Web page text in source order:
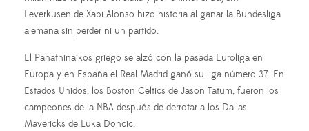
Leverkusen de Xabi Alonso hizo historia al ganar la Bundesliga
alemana sin perder ni un partido.
El Panathinaikos griego se alzó con la pasada Euroliga en
Europa y en España el Real Madrid ganó su liga número 37. En
Estados Unidos, los Boston Celtics de Jason Tatum, fueron los
campeones de la NBA después de derrotar a los Dallas
Mavericks de Luka Doncic.